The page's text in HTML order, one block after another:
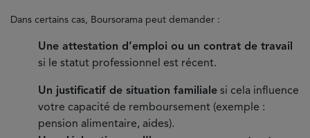
Dans certains cas, Boursorama peut demander :
Une attestation d’emploi ou un contrat de travail
si le statut professionnel est récent.
Un justificatif de situation familiale si cela influence
votre capacité de remboursement (exemple :
pension alimentaire, aides).